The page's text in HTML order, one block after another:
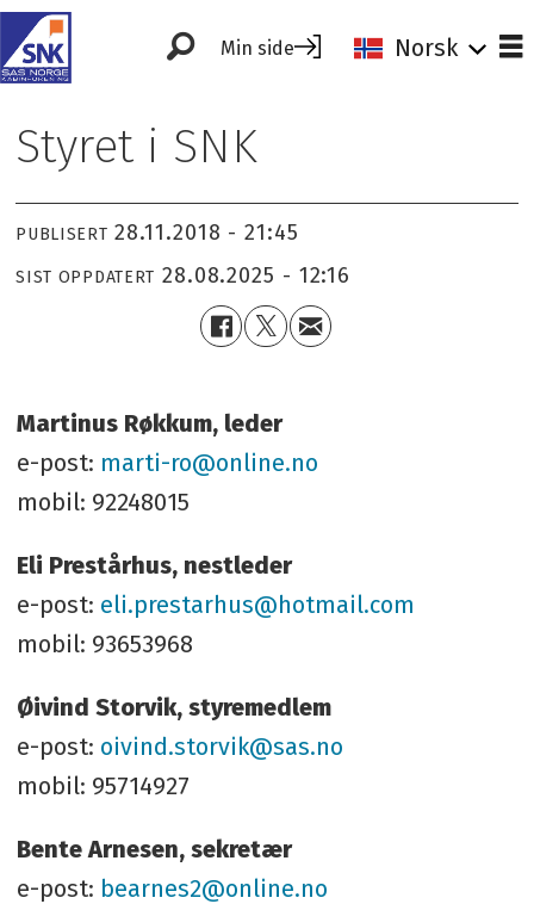
Min side Norsk
Styret i SNK
PUBLISERT 28.11.2018 - 21:45
SIST OPPDATERT 28.08.2025 - 12:16
Martinus Røkkum, leder
e-post: marti-ro@online.no
mobil: 92248015
Eli Prestårhus, nestleder
e-post: eli.prestarhus@hotmail.com
mobil: 93653968
Øivind Storvik, styremedlem
e-post: oivind.storvik@sas.no
mobil: 95714927
Bente Arnesen, sekretær
e-post: bearnes2@online.no